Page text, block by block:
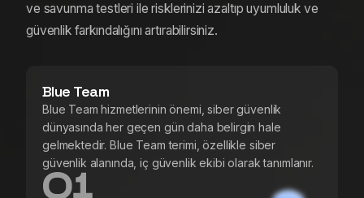
ve savunma testleri ile risklerinizi azaltıp uyumluluk ve
güvenlik farkındalığını artırabilirsiniz.
Blue Team
Blue Team hizmetlerinin önemi, siber güvenlik
dünyasında her geçen gün daha belirgin hale
gelmektedir. Blue Team terimi, özellikle siber
güvenlik alanında, iç güvenlik ekibi olarak tanımlanır.